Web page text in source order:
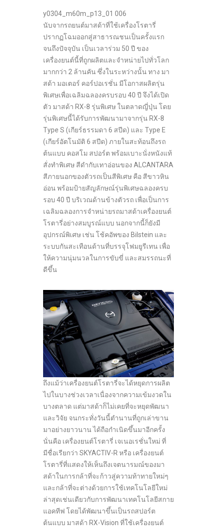
y0304_m60m_p13_01 006
นับจากรถยนต์มาสด้าที่ใช้เครื่องโรตารี่
ปรากฏโฉมออกสู่สาธารณชนเป็นครั้งแรก
จนถึงปัจจุบัน เป็นเวลาร่วม 50 ปี ของ
เครื่องยนต์นี้ที่ถูกผลิตและจำหน่ายไปทั่วโลก
มากกว่า 2 ล้านคัน ซึ่งในระหว่างนั้น ทาง มา
สด้า มอเตอร์ คอร์ปอเรชั่น มีโอกาสผลิตรุ่น
พิเศษเพื่อเฉลิมฉลองครบรอบ 40 ปี จึงได้เปิด
ตัว มาสด้า RX-8 รุ่นพิเศษ ในตลาดญี่ปุ่น โดย
รุ่นพิเศษนี้ได้รับการพัฒนามาจากรุ่น RX-8
Type S (เกียร์ธรรมดา 6 สปีด) และ Type E
(เกียร์อัตโนมัติ 6 สปีด) ภายในสะท้อนถึงรถ
ต้นแบบ คอสโม สปอร์ต พร้อมเบาะนั่งหนังแท้
สั่งทำพิเศษ สีดำกับเทาอ่อนของ ALCANTARA
สีภายนอกของตัวรถเป็นสีพิเศษ คือ สีขาวหิน
อ่อน พร้อมป้ายสัญลักษณ์รุ่นพิเศษฉลองครบ
รอบ 40 ปี บริเวณด้านข้างตัวรถ เพื่อเป็นการ
เฉลิมฉลองการจำหน่ายรถมาสด้าเครื่องยนต์
โรตารี่อย่างสมบูรณ์แบบ นอกจากนี้ก็ยังมี
อุปกรณ์พิเศษ เช่น โช้คอัพของ Bilstein และ
ระบบกันสะเทือนด้านที่บรรจุโฟมยูรีเทน เพื่อ
ให้ความนุ่มนวลในการขับขี่ และสมรรถนะที่
ดีขึ้น
ถึงแม้ว่าเครื่องยนต์โรตารี่จะได้หยุดการผลิต
ไปในบางช่วงเวลาเนื่องจากความเข้มงวดใน
บางตลาด แต่มาสด้าก็ไม่เคยที่จะหยุดพัฒนา
และวิจัย จนกระทั่งวันนี้ตำนานที่ถูกเล่าขาน
มาอย่างยาวนาน ได้ถือกำเนิดขึ้นมาอีกครั้ง
นั่นคือ เครื่องยนต์โรตารี่ เจเนอเรชั่นใหม่ ที่
มีชื่อเรียกว่า SKYACTIV-R หรือ เครื่องยนต์
โรตารี่ที่แสดงให้เห็นถึงเจตนารมณ์ของมา
สด้าในการกล้าที่จะก้าวสู่ความท้าทายใหม่ๆ
และกล้าที่จะต่างด้วยการใช้เทคโนโลยีใหม่
ล่าสุดเช่นเดียวกับการพัฒนาเทคโนโลยีสกาย
แอคทีฟ โดยได้พัฒนาขึ้นเป็นรถสปอร์ต
ต้นแบบ มาสด้า RX-Vision ที่ใช้เครื่องยนต์